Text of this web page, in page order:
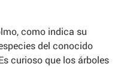
como indica su
del conocido
curioso que los árboles